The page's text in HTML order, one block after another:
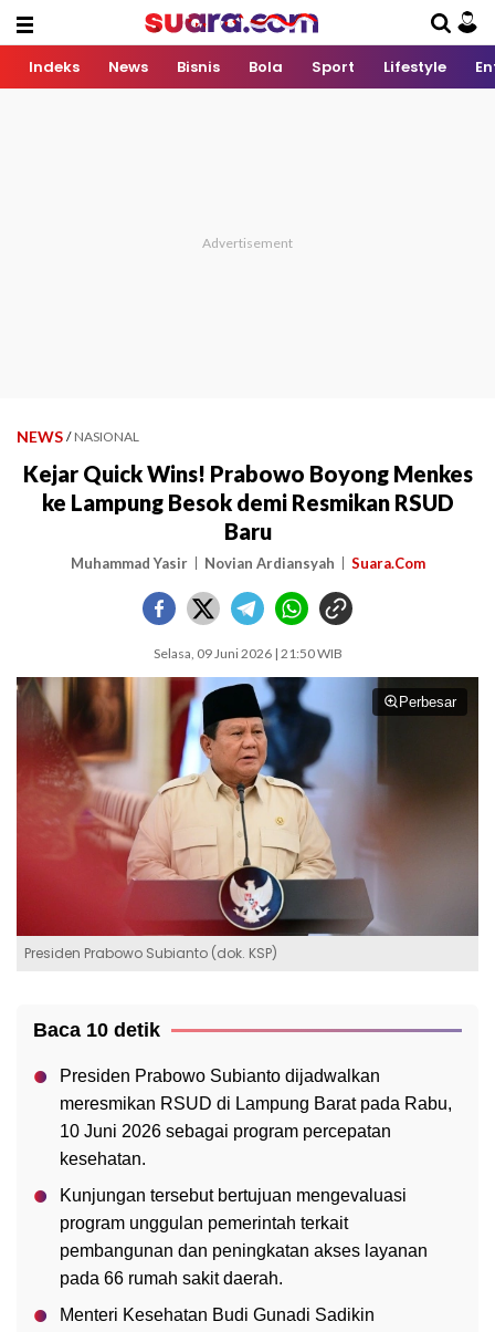
Indeks News Bisnis Bola Sport Lifestyle
NEWS / NASIONAL
Kejar Quick Wins! Prabowo Boyong Menkes
ke Lampung Besok demi Resmikan RSUD
Baru
Muhammad Yasir Novian Ardiansyah Suara.Com
Selasa, 09 Juni 2026 | 21:50 WIB
Perbesar
Presiden Prabowo Subianto (dok. KSP)
Baca 10 detik
Presiden Prabowo Subianto dijadwalkan
meresmikan RSUD di Lampung Barat pada Rabu,
10 Juni 2026 sebagai program percepatan
kesehatan.
Kunjungan tersebut bertujuan mengevaluasi
program unggulan pemerintah terkait
pembangunan dan peningkatan akses layanan
pada 66 rumah sakit daerah.
Menteri Kesehatan Budi Gunadi Sadikin